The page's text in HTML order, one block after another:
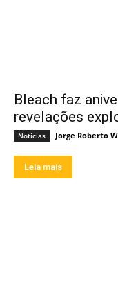
Bleach faz
revelações
Notícias Jorge Roberto
Leia mais